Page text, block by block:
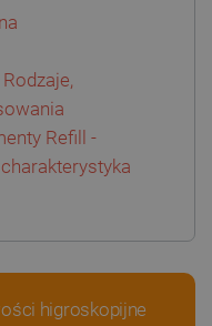
Refill -
higroskopijne